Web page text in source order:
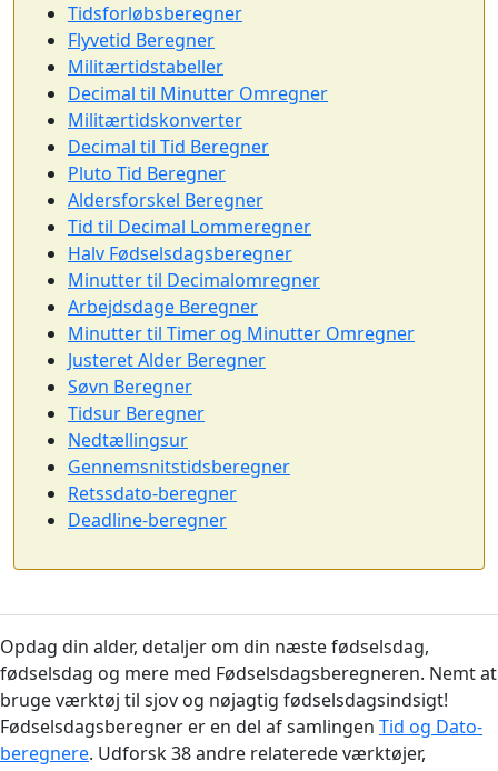
Tidsforløbsberegner
Flyvetid Beregner
Militærtidstabeller
Decimal til Minutter Omregner
Militærtidskonverter
Decimal til Tid Beregner
Pluto Tid Beregner
Aldersforskel Beregner
Tid til Decimal Lommeregner
Halv Fødselsdagsberegner
Minutter til Decimalomregner
Arbejdsdage Beregner
Minutter til Timer og Minutter Omregner
Justeret Alder Beregner
Søvn Beregner
Tidsur Beregner
Nedtællingsur
Gennemsnitstidsberegner
Retssdato-beregner
Deadline-beregner
Opdag din alder, detaljer om din næste fødselsdag,
fødselsdag og mere med Fødselsdagsberegneren. Nemt at
bruge værktøj til sjov og nøjagtig fødselsdagsindsigt!
Fødselsdagsberegner er en del af samlingen Tid og Dato-
beregnere. Udforsk 38 andre relaterede værktøjer,